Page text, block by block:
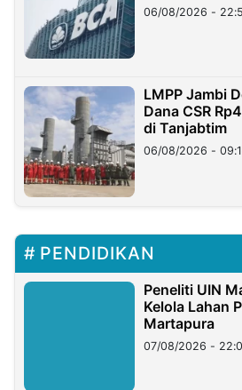
06/08/2026 -
LMPP Jambi
Dana CSR
di Tanjabtim
06/08/2026 -
PENDIDIKAN
Peneliti UIN
Kelola Lahan
Martapura
07/08/2026 -